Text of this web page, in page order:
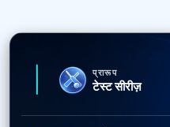
प्रारूप
टेस्ट सीरीज़